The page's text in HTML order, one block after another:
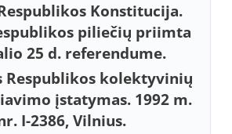
Konstitucija.
piliečių priimta
25 d. referendume.
Respublikos kolektyvinių
įstatymas. 1992 m.
I-2386, Vilnius.